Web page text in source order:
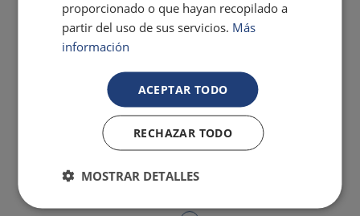
proporcionado o que hayan recopilado a
partir del uso de sus servicios. Más
información
ACEPTAR TODO
RECHAZAR TODO
MOSTRAR DETALLES